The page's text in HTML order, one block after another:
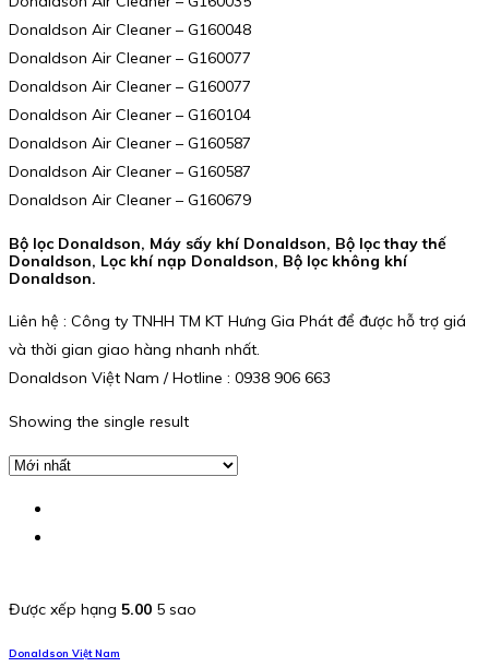
Donaldson Air Cleaner – G160048
Donaldson Air Cleaner – G160077
Donaldson Air Cleaner – G160077
Donaldson Air Cleaner – G160104
Donaldson Air Cleaner – G160587
Donaldson Air Cleaner – G160587
Donaldson Air Cleaner – G160679
Bộ lọc Donaldson, Máy sấy khí Donaldson, Bộ lọc thay thế
Donaldson, Lọc khí nạp Donaldson, Bộ lọc không khí
Donaldson.
Liên hệ : Công ty TNHH TM KT Hưng Gia Phát để được hỗ trợ giá
và thời gian giao hàng nhanh nhất.
Donaldson Việt Nam / Hotline : 0938 906 663
Showing the single result
Được xếp hạng 5.00 5 sao
Donaldson Việt Nam